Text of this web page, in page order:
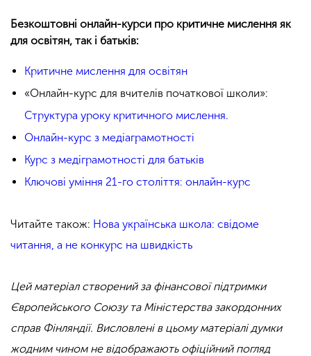
Безкоштовні онлайн-курси про критичне мислення як
для освітян, так і батьків:
Критичне мислення для освітян
«Онлайн-курс для вчителів початкової школи»:
Структура уроку критичного мислення.
Онлайн-курс з медіаграмотності
Курс з медіграмотності для батьків
Ключові уміння 21-го століття: онлайн-курс
Читайте також: Нова українська школа: свідоме
читання, а не конкурс на швидкість
Цей матеріал створений за фінансової підтримки
Європейського Союзу та Міністерства закордонних
справ Фінляндії. Висловлені в цьому матеріалі думки
жодним чином не відображають офіційний погляд